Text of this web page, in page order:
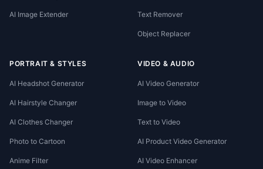
AI Image Extender Text Remover
Object Replacer
PORTRAIT & STYLES
AI Headshot Generator
AI Hairstyle Changer
AI Clothes Changer
Photo to Cartoon
Anime Filter
VIDEO & AUDIO
AI Video Generator
Image to Video
Text to Video
AI Product Video Generator
AI Video Enhancer